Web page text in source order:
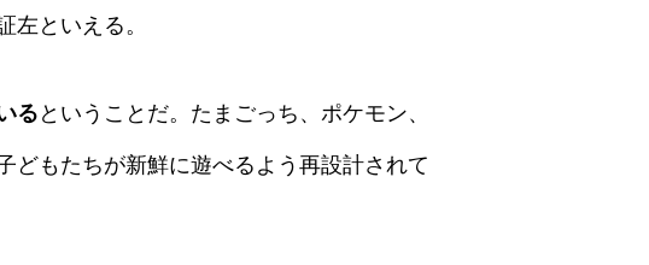
左といえる。
る ということだ。たまごっち、ポケモン、
もたちが新鮮に遊べるよう再設計されて